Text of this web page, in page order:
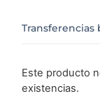
Transferencias
Este producto
existencias.